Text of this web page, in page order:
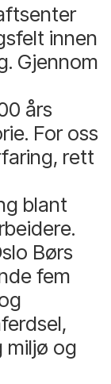
innen
Gjennom
års
For oss
rett
blant
Børs
fem
miljø og